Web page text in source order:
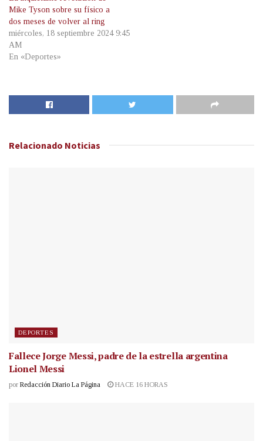
Mike Tyson sobre su físico a
dos meses de volver al ring
miércoles, 18 septiembre 2024 9:45
AM
En «Deportes»
Relacionado Noticias
DEPORTES
Fallece Jorge Messi, padre de la estrella argentina
Lionel Messi
por Redacción Diario La Página HACE 16 HORAS